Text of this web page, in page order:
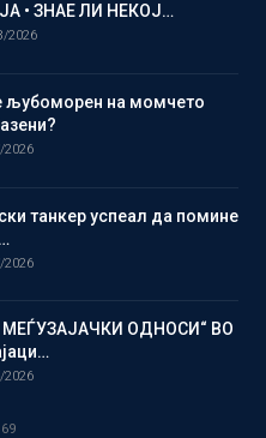
• ЗНАЕ ЛИ НЕКОЈ…
2026
на момчето
2026
танкер успеал да помине
2026
ОДНОСИ“ ВО
2026